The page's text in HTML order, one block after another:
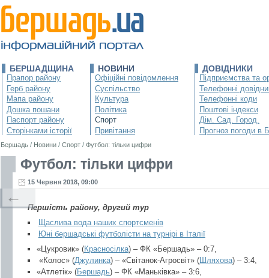
БЕРШАДЩИНА
Прапор району
Герб району
Мапа району
Дошка пошани
Паспорт району
Сторінками історії
НОВИНИ
Офіційні повідомлення
Суспільство
Культура
Політика
Спорт
Привітання
ДОВІДНИКИ
Підприємства та
Телефонні
Телефонні коди
Поштові індекси
Дім. Сад. Город.
Прогноз погоди в
Бершадь / Новини / Спорт / Футбол: тільки цифри
Футбол: тільки цифри
15 Червня 2018, 09:00
Першість району, другий тур
Щаслива вода наших спортсменів
Юні бершадські футболісти на турнірі в Італії
«Цукровик» (Красносілка) – ФК «Бершадь» – 0:7,
«Колос» (Джулинка) – «Світанок-Агросвіт» (Шляхова) – 3:4,
«Атлетік» (Бершадь) – ФК «Маньківка» – 3:6,
←